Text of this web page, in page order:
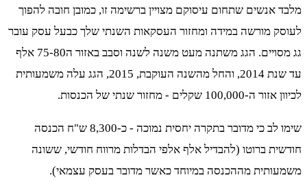
מלבד אנשים שתחום עיסוקם מצויין ברשימה זו, כמובן חובה להפוך
לעוסק מורשה במידה ומחזור העסקאות השנתי שלך כבעל עסק עובר
גג מסויים. הגג משתנה מעט משנה לשנה וסבב באזור ה75-80 אלף
עד שנת 2014, והחל מהשנה העוקבת, 2015, הגג עלה משמעותית
לכיוון אזור ה-100,000 שקלים - מחזור שנתי של הכנסות.
שימו לב כי מדובר בתקרה יחסית נמוכה - כ-8,300 ש"ח הכנסה
חודשית ברוטו (להבדיל אלף אלפי הבדלות מרווח חודשי, ששונה
משמעותית מההכנסה במיוחד כאשר מדובר בעסק עצמאי).